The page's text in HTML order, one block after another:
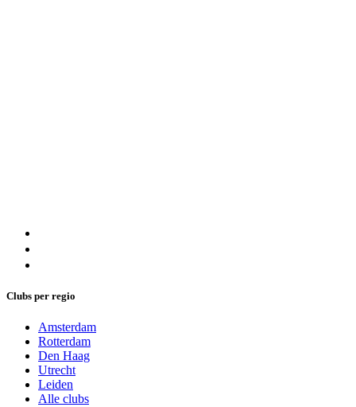
Clubs per regio
Amsterdam
Rotterdam
Den Haag
Utrecht
Leiden
Alle clubs